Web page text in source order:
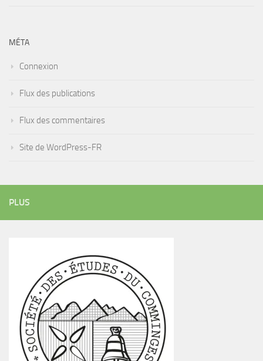
MÉTA
Connexion
Flux des publications
Flux des commentaires
Site de WordPress-FR
PLUS